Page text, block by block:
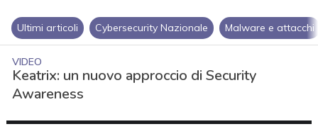
Ultimi articoli Cybersecurity Nazionale Malware e attacchi
VIDEO
Keatrix: un nuovo approccio di Security
Awareness